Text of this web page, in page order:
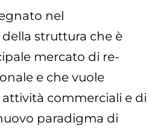
nel
struttura che è
mercato di re-
e che vuole
attività commerciali e di
paradigma di